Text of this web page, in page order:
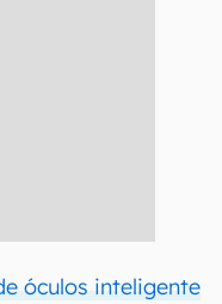
óculos inteligente